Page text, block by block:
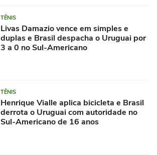
TÊNIS
Livas Damazio vence em simples e
duplas e Brasil despacha o Uruguai por
3 a 0 no Sul-Americano
TÊNIS
Henrique Vialle aplica bicicleta e Brasil
derrota o Uruguai com autoridade no
Sul-Americano de 16 anos